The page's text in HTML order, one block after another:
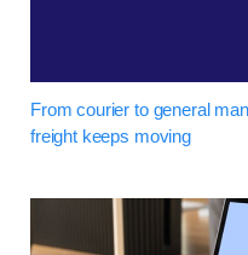
From courier to general
freight keeps moving